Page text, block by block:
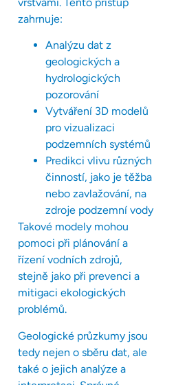
zahrnuje:
Analýzu dat z
geologických a
hydrologických
pozorování
Vytváření 3D modelů
pro vizualizaci
podzemních systémů
Predikci vlivu různých
činností, jako je těžba
nebo zavlažování, na
zdroje podzemní vody
Takové modely mohou
pomoci při plánování a
řízení vodních zdrojů,
stejně jako při prevenci a
mitigaci ekologických
problémů.
Geologické průzkumy jsou
tedy nejen o sběru dat, ale
také o jejich analýze a